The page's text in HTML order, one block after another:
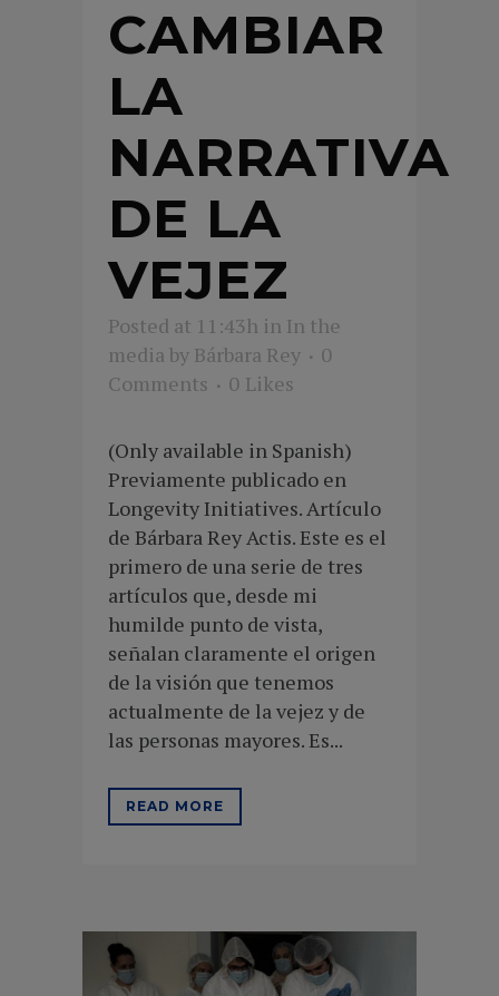
CAMBIAR
LA
NARRATIVA
DE LA
VEJEZ
Posted at 11:43h in In the
media by Bárbara Rey
0
Comments
0 Likes
(Only available in Spanish)
Previamente publicado en
Longevity Initiatives. Artículo
de Bárbara Rey Actis. Este es el
primero de una serie de tres
artículos que, desde mi
humilde punto de vista,
señalan claramente el origen
de la visión que tenemos
actualmente de la vejez y de
las personas mayores. Es...
READ MORE